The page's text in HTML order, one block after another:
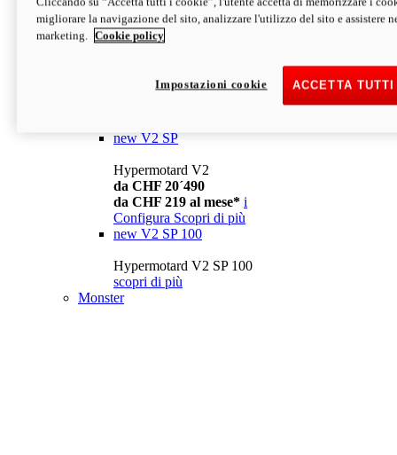
da CHF 13´990
Configura Scopri di più
newV2
da CHF 15´990
new V2 SP
Hypermotard V2
da CHF 20´490
da CHF 219 al mese* i
Configura Scopri di più
new V2 SP 100
Hypermotard V2 SP 100
scopri di più
Monster
migliorare la navigazione del sito, analizzare l'utilizzo del sito e assistere
marketing.
Cookie policy
ACCETTA
Impostazioni cookie